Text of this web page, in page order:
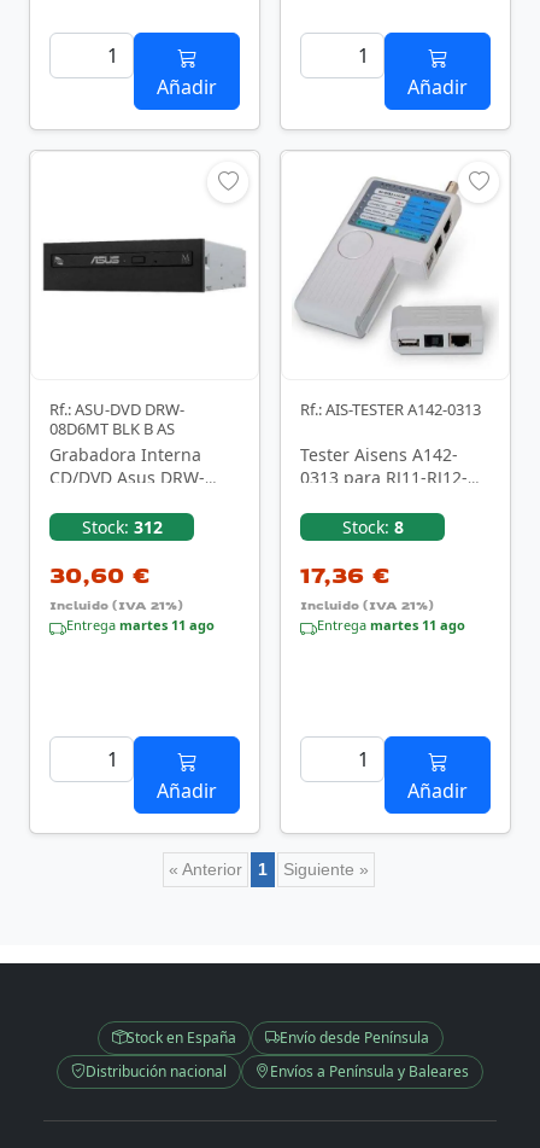
Añadir Añadir
Rf.: ASU-DVD DRW-
08D6MT BLK B AS
Grabadora Interna
CD/DVD Asus DRW-
BulkStock: 312
30,60 €
Incluido (IVA 21%)
Entrega martes 11 ago
Añadir
Rf.: AIS-TESTER A142-0313
Tester Aisens A142-
0313 para RJ11-RJ12-
Stock: 8
17,36 €
Incluido (IVA 21%)
Entrega martes 11 ago
Añadir
« Anterior 1 Siguiente »
Stock en España
Envío desde Península
Distribución nacional
Envíos a Península y Baleares